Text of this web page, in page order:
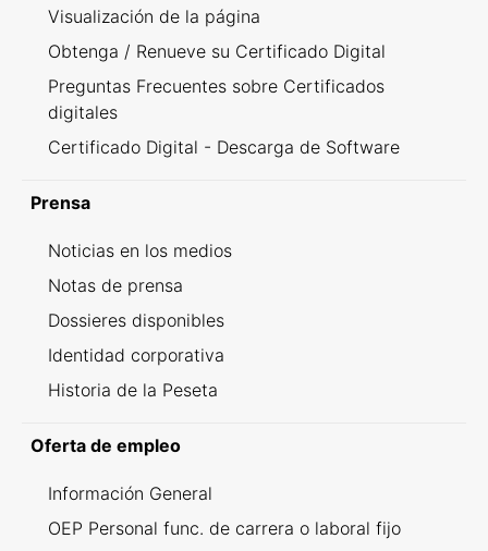
Visualización de la página
Obtenga / Renueve su Certificado Digital
Preguntas Frecuentes sobre Certificados
digitales
Certificado Digital - Descarga de Software
Prensa
Noticias en los medios
Notas de prensa
Dossieres disponibles
Identidad corporativa
Historia de la Peseta
Oferta de empleo
Información General
OEP Personal func. de carrera o laboral fijo